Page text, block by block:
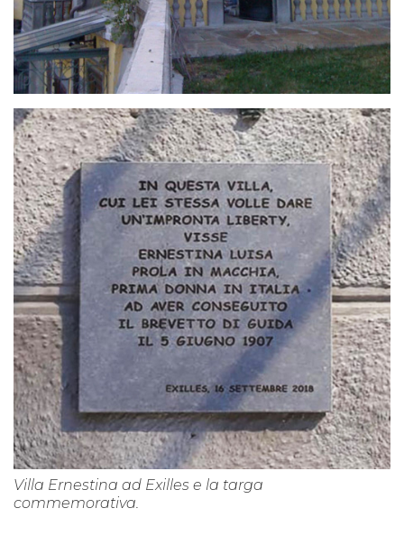
Villa Ernestina ad Exilles e la targa
commemorativa.